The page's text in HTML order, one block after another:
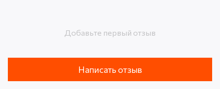
Добавьте первый отзыв
Написать отзыв